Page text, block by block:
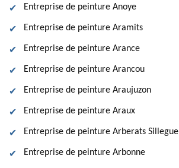
Entreprise de peinture Anoye
Entreprise de peinture Aramits
Entreprise de peinture Arance
Entreprise de peinture Arancou
Entreprise de peinture Araujuzon
Entreprise de peinture Araux
Entreprise de peinture Arberats Sillegue
Entreprise de peinture Arbonne